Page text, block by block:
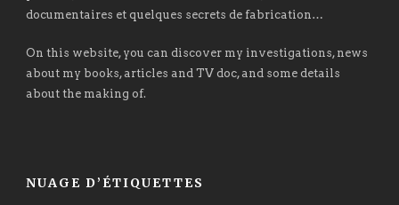
documentaires et quelques secrets de fabrication…
On this website, you can discover my investigations, news
about my books, articles and TV doc, and some details
about the making of.
NUAGE D’ÉTIQUETTES